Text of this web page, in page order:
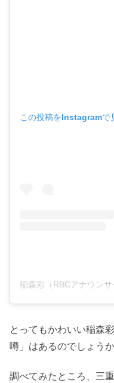
この投稿をInstagramで
とってもかわいい稲森
噂」はあるのでしょう
調べてみたところ、三